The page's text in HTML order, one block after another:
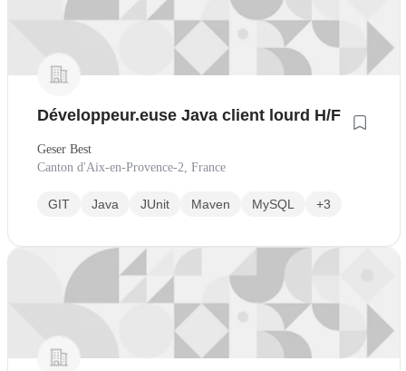
Développeur.euse Java client lourd H/F
Geser Best
Canton d'Aix-en-Provence-2, France
GIT Java JUnit Maven MySQL +3